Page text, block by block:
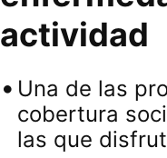
actividad
Una de las
cobertura
las que